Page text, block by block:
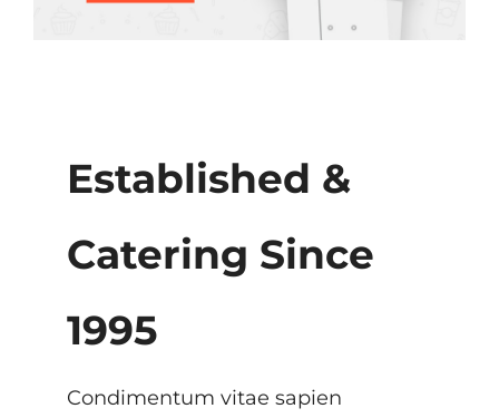
Established &
Catering Since
1995
Condimentum vitae sapien